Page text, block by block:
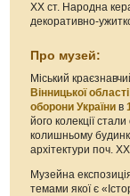
XX ст. Народна
декоративно-
Про музей:
Міський
Вінницької області
оборони України в
його колекції
колишньому
архітектури поч.
Музейна
темами якої є